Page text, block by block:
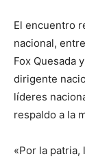
El encuentro
nacional,
Fox Quesada
dirigente
líderes
respaldo a la
«Por la patria,